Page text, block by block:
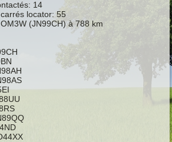
14
locator: 55
(JN99CH) à 788 km